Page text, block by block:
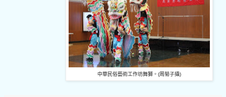
中華民俗藝術工作坊舞獅。(周菊子攝)